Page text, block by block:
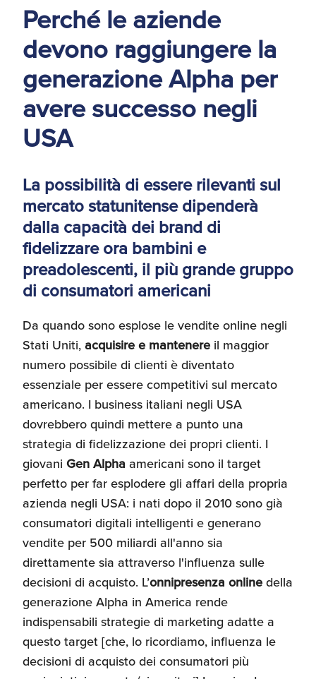
New York, Corp.
Manuale pratico sul
commercio con gli USA
licenza per richiedere
gli ITIN
Media
aziende italiane
assistite da ExportUSA
Servizi Expat Italiani
negli USA
Logistica
Ricerca Distributori di
Macchinari Industriali
Branding e
Comunicazione
Internazionalizzazione
e Accesso al Mercato
Apertura Ristoranti
Ricerche di Mercato
Assicurazioni, Permessi
e Licenze
Ricerca Personale e
Gestione Risorse
Umane
Perché le aziende
devono raggiungere la
generazione Alpha per
avere successo negli
USA
La possibilità di essere rilevanti sul
mercato statunitense dipenderà
dalla capacità dei brand di
fidelizzare ora bambini e
preadolescenti, il più grande gruppo
di consumatori americani
Da quando sono esplose le vendite online negli
Stati Uniti,acquisire e mantenere il maggior
numero possibile di clienti è diventato
essenziale per essere competitivi sul mercato
americano. I business italiani negli USA
dovrebbero quindi mettere a punto una
strategia di fidelizzazione dei propri clienti. I
giovani Gen Alpha americani sono il target
perfetto per far esplodere gli affari della propria
azienda negli USA: i nati dopo il 2010 sono già
consumatori digitali intelligenti e generano
vendite per 500 miliardi all'anno sia
direttamente sia attraverso l'influenza sulle
decisioni di acquisto. L’onnipresenza onlinedella
generazione Alpha in America rende
indispensabili strategie di marketing adatte a
questo target [che, lo ricordiamo, influenza le
decisioni di acquisto dei consumatori più